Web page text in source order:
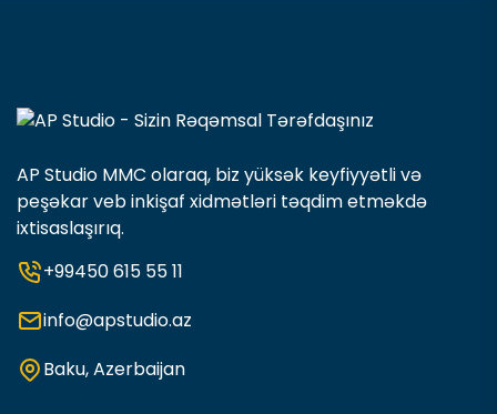
AP Studio MMC olaraq, biz yüksək keyfiyyətli və
peşəkar veb inkişaf xidmətləri təqdim etməkdə
ixtisaslaşırıq.
+99450 615 55 11
info@apstudio.az
Baku, Azerbaijan